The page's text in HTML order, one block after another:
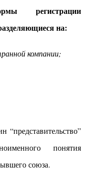
регистрации
на:
компании;
“представительство”
понятия
союза.